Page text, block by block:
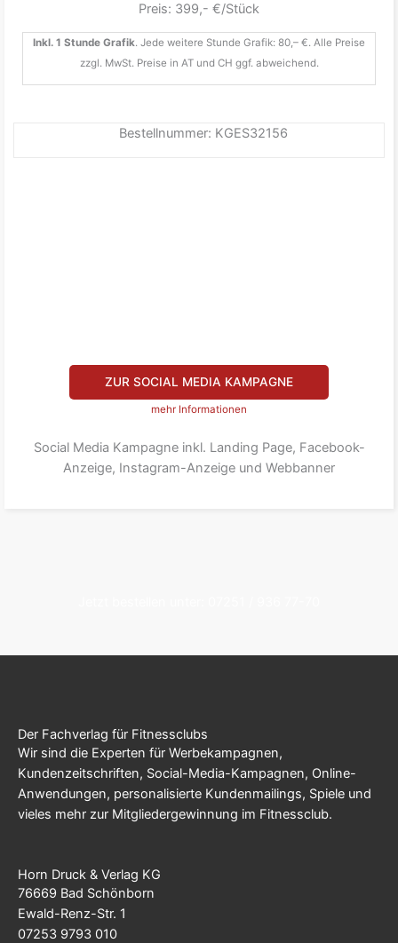
Preis: 399,- €/Stück
Inkl. 1 Stunde Grafik. Jede weitere Stunde Grafik: 80,– €. Alle Preise
zzgl. MwSt. Preise in AT und CH ggf. abweichend.
Bestellnummer: KGES32156
ZUR SOCIAL MEDIA KAMPAGNE
mehr Informationen
Social Media Kampagne inkl. Landing Page, Facebook-
Anzeige, Instagram-Anzeige und Webbanner
Der Fachverlag für Fitnessclubs
Wir sind die Experten für Werbekampagnen,
Kundenzeitschriften, Social-Media-Kampagnen, Online-
Anwendungen, personalisierte Kundenmailings, Spiele und
vieles mehr zur Mitgliedergewinnung im Fitnessclub.
Horn Druck & Verlag KG
76669 Bad Schönborn
Ewald-Renz-Str. 1
07253 9793 010